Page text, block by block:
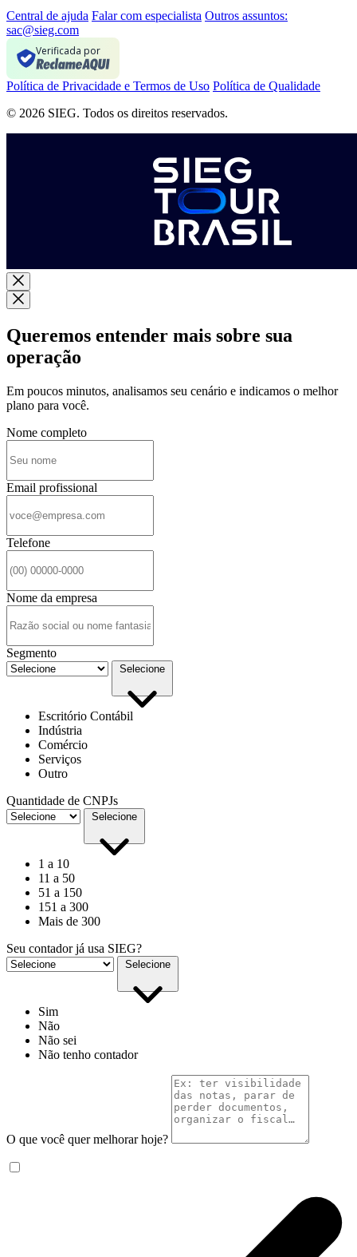
Central de ajuda Falar com especialista Outros assuntos:
sac@sieg.com
Verificada por
Política de Privacidade e Termos de Uso Política de Qualidade
© 2026 SIEG. Todos os direitos reservados.
Queremos entender mais sobre sua
operação
Em poucos minutos, analisamos seu cenário e indicamos o melhor
plano para você.
Nome completo
Email profissional
Telefone
Nome da empresa
Segmento
Selecione
Escritório Contábil
Indústria
Comércio
Serviços
Outro
Quantidade de CNPJs
Selecione
1 a 10
11 a 50
51 a 150
151 a 300
Mais de 300
Seu contador já usa SIEG?
Selecione
Sim
Não
Não sei
Não tenho contador
O que você quer melhorar hoje?